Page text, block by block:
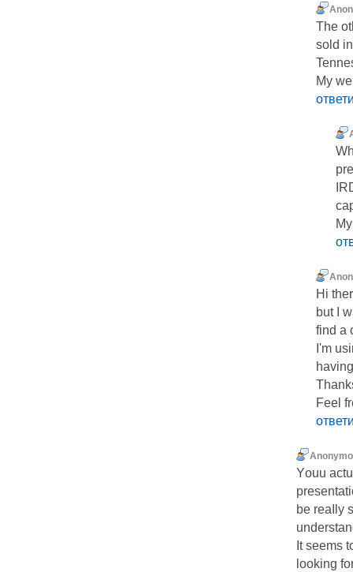
The
sold
My
Hi
but I
find a
I'm
Feel
Yоuu
be reaⅼly
It seems
looking